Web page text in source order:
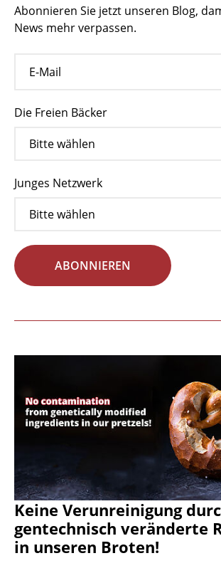
Abonnieren Sie jetzt unseren Blog,
News mehr verpassen.
Die Freien Bäcker
Junges Netzwerk
ABONNIEREN
Keine Verunreinigung
gentechnisch veränderte
in unseren Broten!